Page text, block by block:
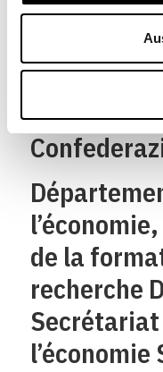
l’économie,
de la
recherche
Secrétariat
l’économie